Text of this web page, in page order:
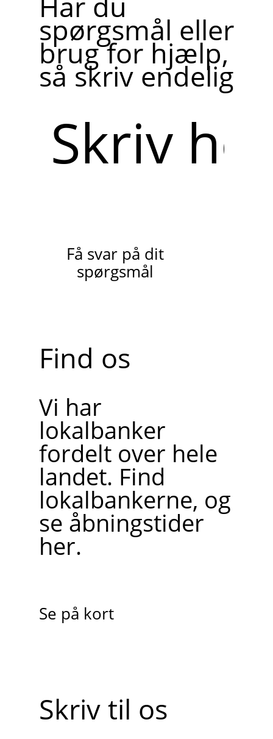
spørgsmål eller
brug for hjælp,
så skriv endelig
her
Få svar på dit
spørgsmål
Find os
Vi har
lokalbanker
fordelt over hele
landet. Find
lokalbankerne, og
se åbningstider
her.
Se på kort
Skriv til os